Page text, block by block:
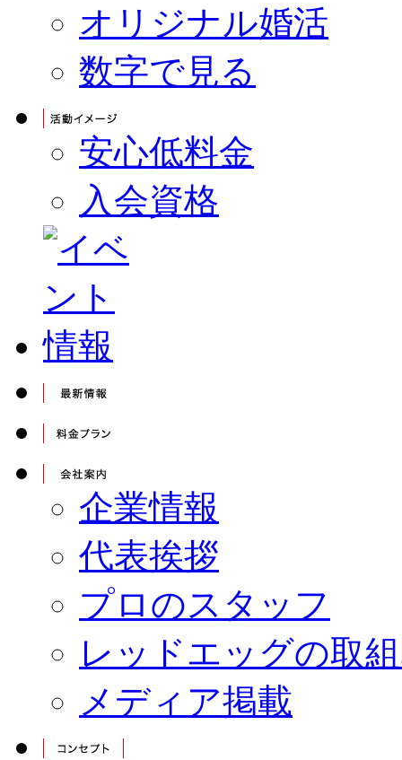
オリジナル婚活
数字で見る
安心低料金
入会資格
企業情報
代表挨拶
プロのスタッフ
レッドエッグの取
メディア掲載